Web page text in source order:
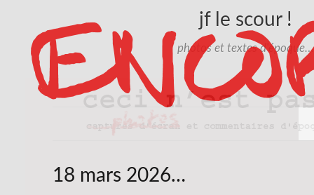
jf le scour !
photos et textes d'époque…
18 mars 2026…